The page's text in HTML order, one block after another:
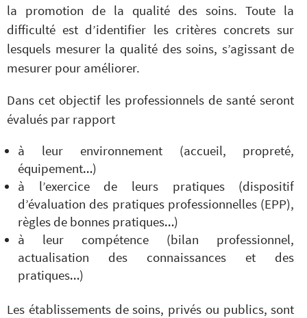
la promotion de la qualité des soins. Toute la
difficulté est d’identifier les critères concrets sur
lesquels mesurer la qualité des soins, s’agissant de
mesurer pour améliorer.
Dans cet objectif les professionnels de santé seront
évalués par rapport
à leur environnement (accueil, propreté,
équipement…)
à l’exercice de leurs pratiques (dispositif
d’évaluation des pratiques professionnelles (EPP),
règles de bonnes pratiques…)
à leur compétence (bilan professionnel,
actualisation des connaissances et des
pratiques…)
Les établissements de soins, privés ou publics, sont